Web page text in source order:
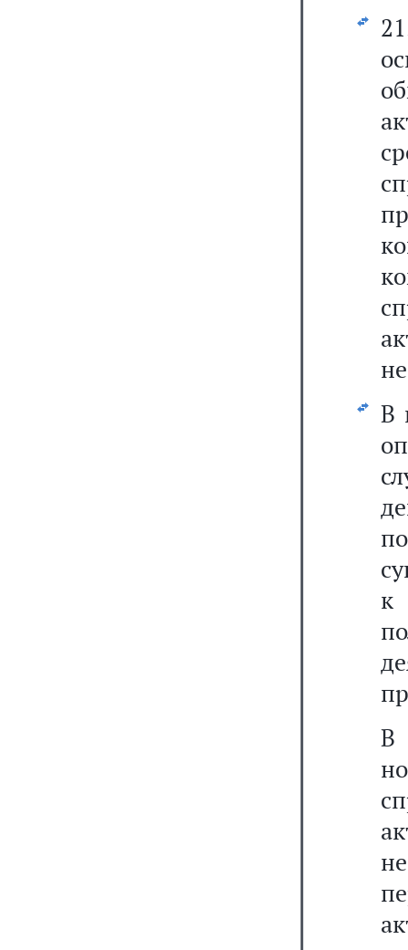
В
к
В